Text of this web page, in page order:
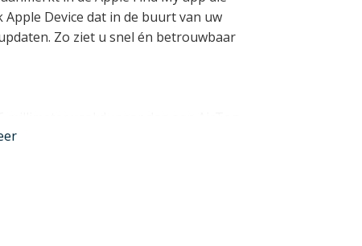
Device dat in de buurt van uw
Zo ziet u snel én betrouwbaar
worden in uw portemonnee